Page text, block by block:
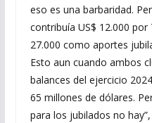
eso es una barbaridad.
contribuía US$ 12.000 por
27.000 como aportes
Esto aun cuando ambos
balances del ejercicio
65 millones de dólares.
para los jubilados no